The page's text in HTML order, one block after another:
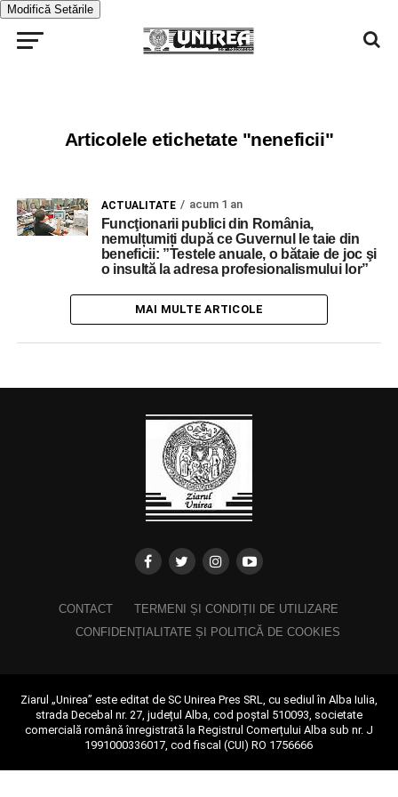
Modifică Setările
Articolele etichetate "neneficii"
ACTUALITATE acum 1 an
Funcţionarii publici din România,
nemulțumiți după ce Guvernul le taie din
beneficii: ”Testele anuale, o bătaie de joc şi
o insultă la adresa profesionalismului lor”
MAI MULTE ARTICOLE
CONTACT
TERMENI ȘI CONDIȚII DE UTILIZARE
CONFIDENȚIALITATE ȘI POLITICĂ DE COOKIES
Ziarul „Unirea” este editat de SC Unirea Pres SRL, cu sediul în Alba Iulia,
strada Decebal nr. 27, județul Alba, cod poștal 510093, societate
comercială română înregistrată la Registrul Comerțului Alba sub nr. J
1991000336017, cod fiscal (CUI) RO 1756666